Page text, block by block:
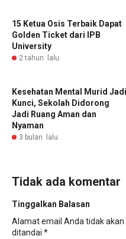
15 Ketua Osis Terbaik Dapat
Golden Ticket dari IPB
University
2 tahun lalu
Kesehatan Mental Murid Jadi
Kunci, Sekolah Didorong
Jadi Ruang Aman dan
Nyaman
3 bulan lalu
Tidak ada komentar
Tinggalkan Balasan
Alamat email Anda tidak akan
ditandai *